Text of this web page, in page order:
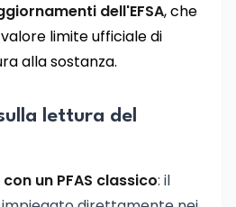
dell'EFSA, che
limite ufficiale di
alla sostanza.
lettura del
un PFAS classico: il